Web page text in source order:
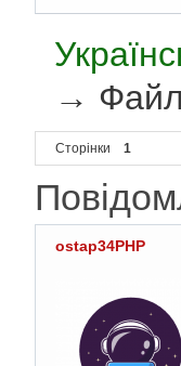
→
Сторінки 1
ostap34PHP